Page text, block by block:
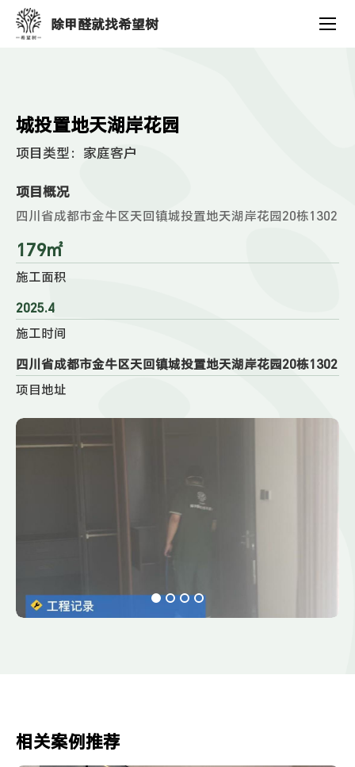
除甲醛就找希望树
城投置地天湖岸花园
项目类型： 家庭客户
项目概况
四川省成都市金牛区天回镇城投置地天湖岸花园20栋1302
179㎡
施工面积
2025.4
施工时间
四川省成都市金牛区天回镇城投置地天湖岸花园20栋1302
项目地址
相关案例推荐